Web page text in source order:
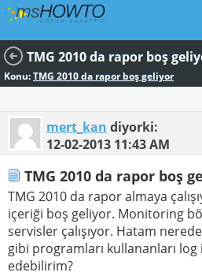
TMG 2010 da rapor boş
Konu:TMG 2010 da rapor boş geliyor
mert_kan diyorki:
12-02-2013 11:43 AM
TMG 2010 da rapor boş
TMG 2010 da rapor almaya
içeriği boş geliyor. Monitoring
servisler çalışıyor. Hatam
gibi programları kullananları log
edebilirim?